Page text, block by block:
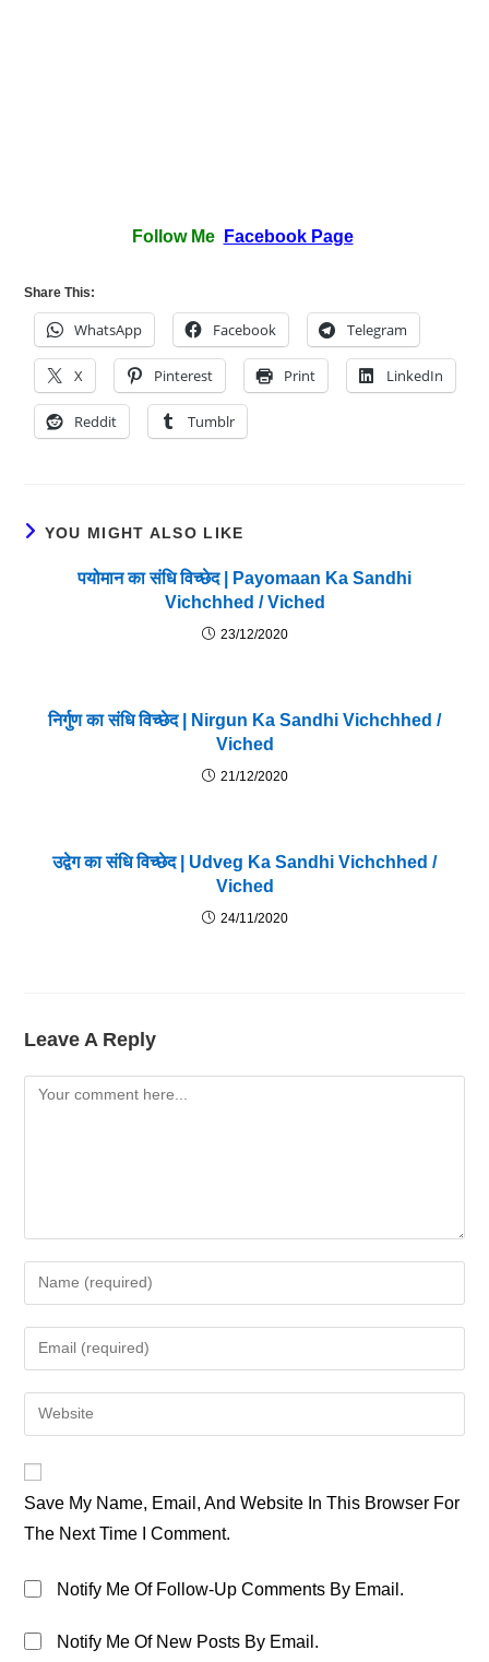
Follow Me Facebook Page
Share This:
WhatsApp Facebook Telegram
X Pinterest Print LinkedIn
Reddit Tumblr
YOU MIGHT ALSO LIKE
पयोमान का संधि विच्छेद | Payomaan Ka Sandhi
Vichchhed / Viched
23/12/2020
निर्गुण का संधि विच्छेद | Nirgun Ka Sandhi Vichchhed /
Viched
21/12/2020
उद्वेग का संधि विच्छेद | Udveg Ka Sandhi Vichchhed /
Viched
24/11/2020
Leave A Reply
Comment
Enter
Your
Name
Or
To
Comment
Enter
Your
Email
Address
Enter
Your
URL
(optional)
Save My Name, Email, And Website In This Browser For
The Next Time I Comment.
Notify Me Of Follow-Up Comments By Email.
Notify Me Of New Posts By Email.